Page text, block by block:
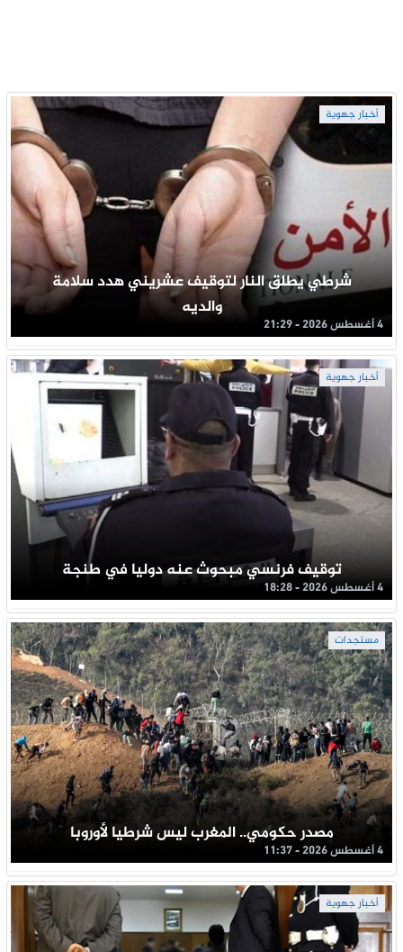
أخبار جهوية
شرطي يطلق النار لتوقيف عشريني هدد سلامة
والديه
4 أغسطس 2026 - 21:29
أخبار جهوية
توقيف فرنسي مبحوث عنه دوليا في طنجة
4 أغسطس 2026 - 18:28
مستجدات
مصدر حكومي.. المغرب ليس شرطيا لأوروبا
4 أغسطس 2026 - 11:37
أخبار جهوية